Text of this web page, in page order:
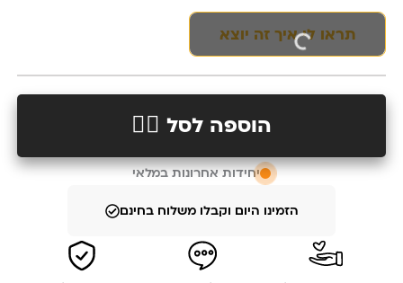
תראו לי איך זה יוצא
הוספה לסל 👉🏻
יחידות אחרונות במלאי
הזמינו היום וקבלו משלוח בחינם